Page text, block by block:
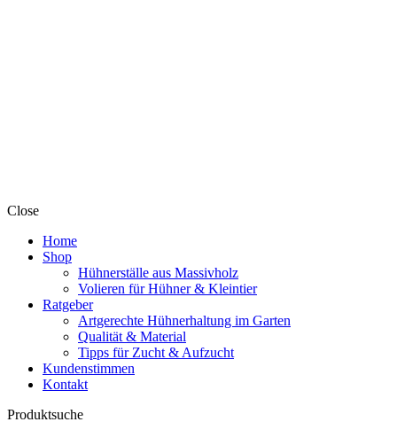
Close
Home
Shop
Hühnerställe aus Massivholz
Volieren für Hühner & Kleintier
Ratgeber
Artgerechte Hühnerhaltung im Garten
Qualität & Material
Tipps für Zucht & Aufzucht
Kundenstimmen
Kontakt
Produktsuche